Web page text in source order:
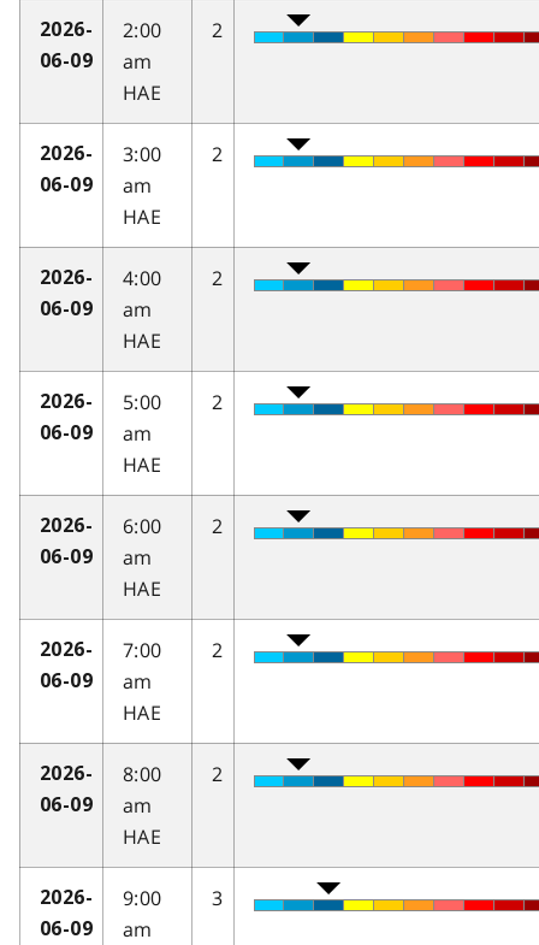
2026-
06-09
2:00
am
HAE
2
2026-
06-09
3:00
am
HAE
2
2026-
06-09
4:00
am
HAE
2
2026-
06-09
5:00
am
HAE
2
2026-
06-09
6:00
am
HAE
2
2026-
06-09
7:00
am
HAE
2
2026-
06-09
8:00
am
HAE
2
2026-
06-09
9:00
am
3